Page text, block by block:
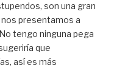
son una gran
presentamos a
tengo ninguna pega
que
así es más